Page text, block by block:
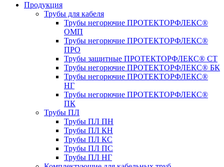
Продукция
Трубы для кабеля
Трубы негорючие ПРОТЕКТОРФЛЕКС®
ОМП
Трубы негорючие ПРОТЕКТОРФЛЕКС®
ПРО
Трубы защитные ПРОТЕКТОРФЛЕКС® СТ
Трубы негорючие ПРОТЕКТОРФЛЕКС® БК
Трубы негорючие ПРОТЕКТОРФЛЕКС®
НГ
Трубы негорючие ПРОТЕКТОРФЛЕКС®
ПК
Трубы ПЛ
Трубы ПЛ ПН
Трубы ПЛ КН
Трубы ПЛ КС
Трубы ПЛ ПС
Трубы ПЛ НГ